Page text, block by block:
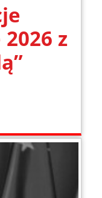
z